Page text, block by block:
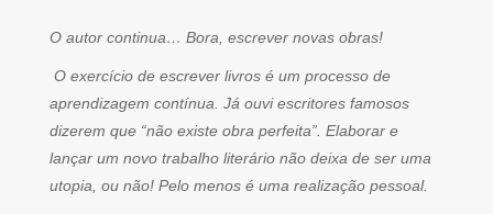
O autor continua… Bora, escrever novas obras!
O exercício de escrever livros é um processo de
aprendizagem contínua. Já ouvi escritores famosos
dizerem que “não existe obra perfeita”. Elaborar e
lançar um novo trabalho literário não deixa de ser uma
utopia, ou não! Pelo menos é uma realização pessoal.